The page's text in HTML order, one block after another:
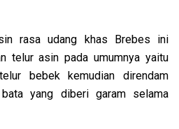
rasa udang khas Brebes ini
telur asin pada umumnya yaitu
bebek kemudian direndam
yang diberi garam selama